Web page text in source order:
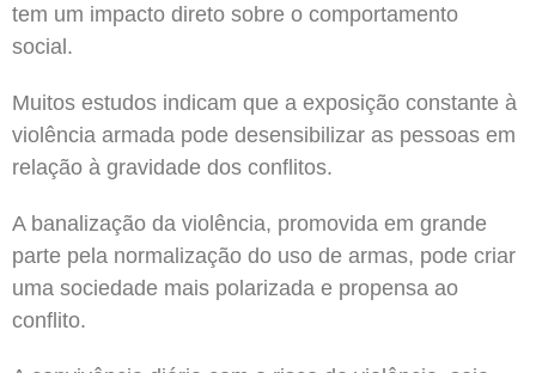
tem um impacto direto sobre o comportamento
social.
Muitos estudos indicam que a exposição constante à
violência armada pode desensibilizar as pessoas em
relação à gravidade dos conflitos.
A banalização da violência, promovida em grande
parte pela normalização do uso de armas, pode criar
uma sociedade mais polarizada e propensa ao
conflito.